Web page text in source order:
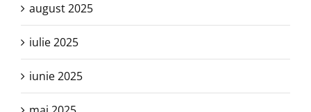
august 2025
iulie 2025
iunie 2025